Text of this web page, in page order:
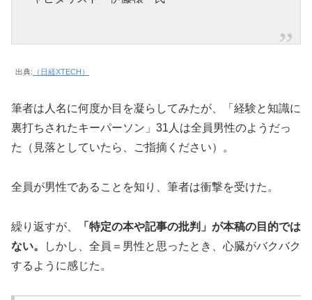
出典: （日経XTECH）
筆者は人名に何度か目を凝らしてみたが、「経験と知識に
裏打ちされたキーパーソン」31人は全員男性のようだっ
た（見落としていたら、ご指摘ください）。
全員が男性であることを知り、筆者は衝撃を受けた。
繰り返すが、
「特定の本や記事の批判」が本稿の目的では
ない。
しかし、全員＝男性と思ったとき、心臓がバクバク
するように感じた。